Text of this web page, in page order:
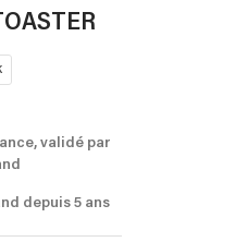
validé par
depuis 5 ans